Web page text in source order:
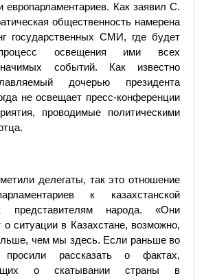
европарламентариев. Как заявил С.
общественность намерена
государственных СМИ, где будет
освещения ими всех
событий. Как известно
дочерью президента
не освещает пресс-конференции
проводимые политическими
делегаты, так это отношение
к казахстанской
представителям народа. «Они
о ситуации в Казахстане, возможно,
чем мы здесь. Если раньше во
рассказать о фактах,
о скатывании страны в